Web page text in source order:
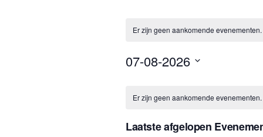
Er zijn geen aankomende evenementen.
07-08-2026
een
datum.
Kalender
Er zijn geen aankomende evenementen.
Laatste afgelopen